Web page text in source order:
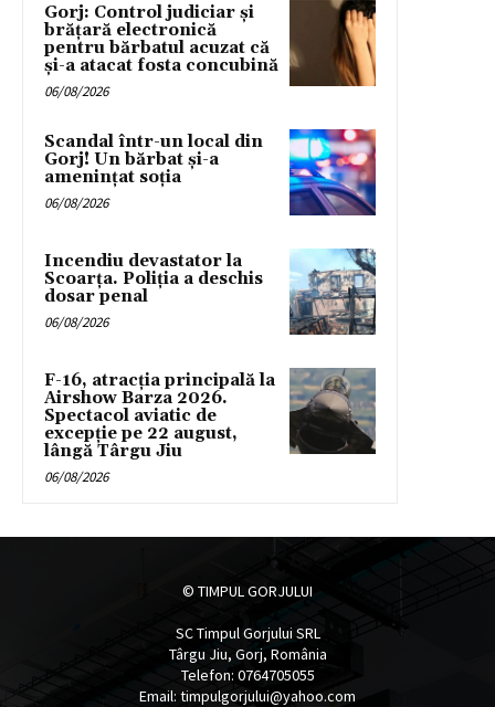
Gorj: Control judiciar și
brățară electronică
pentru bărbatul acuzat că
și-a atacat fosta concubină
06/08/2026
Scandal într-un local din
Gorj! Un bărbat și-a
amenințat soția
06/08/2026
Incendiu devastator la
Scoarța. Poliția a deschis
dosar penal
06/08/2026
F-16, atracția principală la
Airshow Barza 2026.
Spectacol aviatic de
excepție pe 22 august,
lângă Târgu Jiu
06/08/2026
© TIMPUL GORJULUI
SC Timpul Gorjului SRL
Târgu Jiu, Gorj, România
Telefon: 0764705055
Email: timpulgorjului@yahoo.com